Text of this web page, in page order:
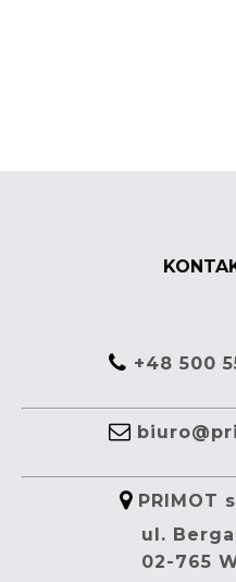
+48 500
PRIMOT
ul.
02-765